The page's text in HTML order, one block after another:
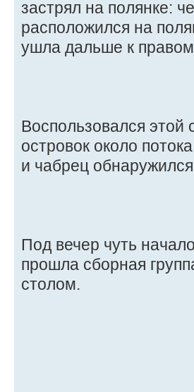
застрял на полянке:
расположился на
ушла дальше к
Воспользовался
островок около
и чабрец
Под вечер чуть
прошла сборная
столом.